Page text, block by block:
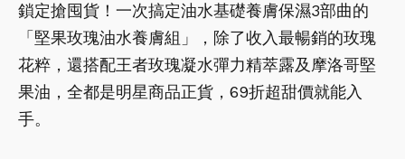
鎖定搶囤貨！一次搞定油水基礎養膚保濕3部曲的
「堅果玫瑰油水養膚組」，除了收入最暢銷的玫瑰
花粹，還搭配王者玫瑰凝水彈力精萃露及摩洛哥堅
果油，全都是明星商品正貨，69折超甜價就能入
手。